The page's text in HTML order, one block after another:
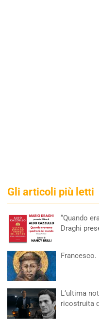
Gli articoli più letti
“Quando
Draghi
L’ultima
ricostruita